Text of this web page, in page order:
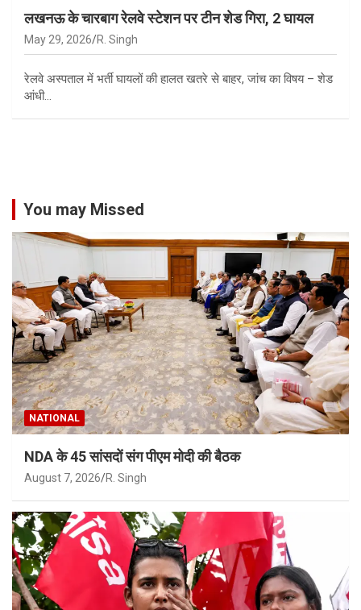
लखनऊ के चारबाग रेलवे स्टेशन पर टीन शेड गिरा, 2 घायल
May 29, 2026 R. Singh
रेलवे अस्पताल में भर्ती घायलों की हालत खतरे से बाहर, जांच का विषय – शेड
आंधी…
You may Missed
NATIONAL
NDA के 45 सांसदों संग पीएम मोदी की बैठक
August 7, 2026 R. Singh